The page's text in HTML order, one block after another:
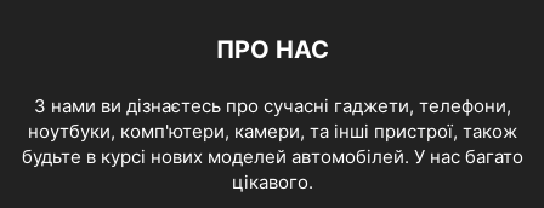
ПРО НАС
З нами ви дізнаєтесь про сучасні гаджети, телефони,
ноутбуки, комп'ютери, камери, та інші пристрої, також
будьте в курсі нових моделей автомобілей. У нас багато
цікавого.